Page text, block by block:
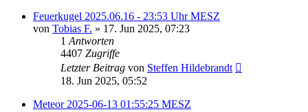
Feuerkugel 2025.06.16 - 23:53 Uhr MESZ
von Tobias F. » 17. Jun 2025, 07:23
1 Antworten
4407 Zugriffe
Letzter Beitrag von Steffen Hildebrandt
18. Jun 2025, 05:52
Meteor 2025-06-13 01:55:25 MESZ